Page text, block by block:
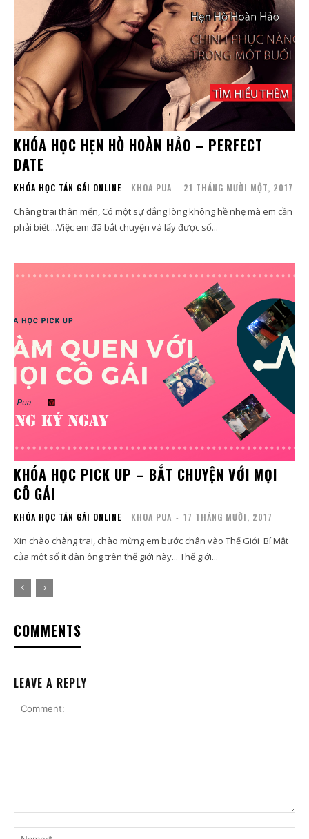
KHÓA HỌC HẸN HÒ HOÀN HẢO – PERFECT
DATE
KHÓA HỌC TÁN GÁI ONLINE KHOA PUA - 21 THÁNG MƯỜI MỘT, 2017
Chàng trai thân mến, Có một sự đắng lòng không hề nhẹ mà em cần
phải biết....Việc em đã bắt chuyện và lấy được số...
KHÓA HỌC PICK UP – BẮT CHUYỆN VỚI MỌI
CÔ GÁI
KHÓA HỌC TÁN GÁI ONLINE KHOA PUA - 17 THÁNG MƯỜI, 2017
Xin chào chàng trai, chào mừng em bước chân vào Thế Giới Bí Mật
của một số ít đàn ông trên thế giới này... Thế giới...
COMMENTS
LEAVE A REPLY